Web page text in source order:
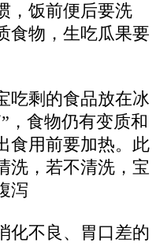
，饭前便后要洗
食物，生吃瓜果要
吃剩的食品放在冰
，食物仍有变质和
食用前要加热。此
洗，若不清洗，宝
泻
化不良、胃口差的